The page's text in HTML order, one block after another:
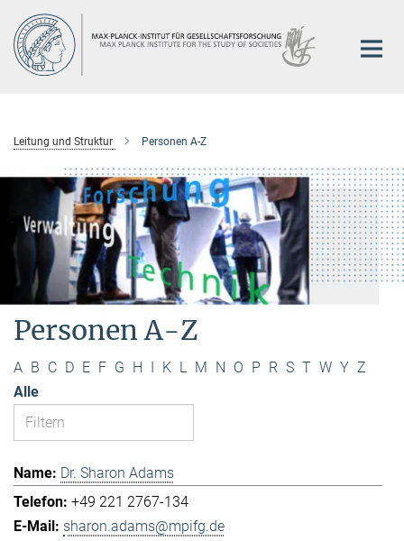
Hauptinhalt
Leitung und Struktur Personen A-Z
Personen A-Z
A B C D E F G H I K L M N O P R S T W Y Z
Alle
Dr. Sharon Adams
+49 221 2767-134
sharon.adams@mpifg.de